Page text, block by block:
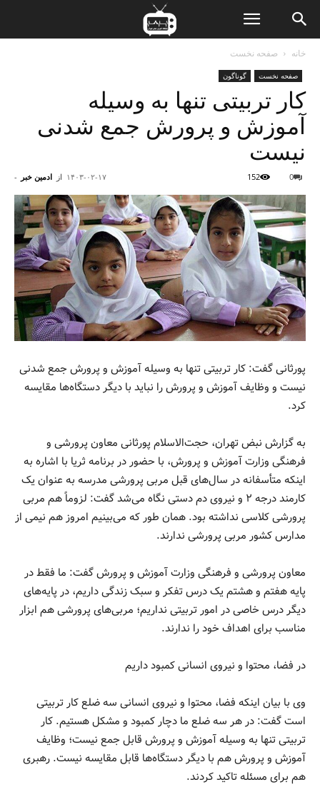
خانه صفحه نخست
صفحه نخست گوناگون
کار تربیتی تنها به وسیله
آموزش و پرورش جمع شدنی
نیست
از ادمین خبر - ۱۴۰۳-۰۲-۱۷ 0
152
پورثانی گفت: کار تربیتی تنها به وسیله آموزش و پرورش جمع شدنی
نیست و وظایف آموزش و پرورش را نباید با دیگر دستگاه‌ها مقایسه
کرد.
به گزارش نبض تهران، حجت‌الاسلام پورثانی معاون پرورشی و
فرهنگی وزارت آموزش و پرورش، با حضور در برنامه ثریا با اشاره به
اینکه متأسفانه در سال‌های قبل مربی پرورشی مدرسه به عنوان یک
کارمند درجه ۲ و نیروی دم دستی نگاه می‌شد گفت: لزوماً هم مربی
پرورشی کلاسی نداشته بود. همان طور که می‌بینیم امروز هم نیمی از
مدارس کشور مربی پرورشی ندارند.
معاون پرورشی و فرهنگی وزارت آموزش و پرورش گفت: ما فقط در
پایه هفتم و هشتم یک درس تفکر و سبک زندگی داریم، در پایه‌های
دیگر درس خاصی در امور تربیتی نداریم؛ مربی‌های پرورشی هم ابزار
مناسب برای اهداف خود را ندارند.
در فضا، محتوا و نیروی انسانی کمبود داریم
وی با بیان اینکه فضا، محتوا و نیروی انسانی سه ضلع کار تربیتی
است گفت: در هر سه ضلع ما دچار کمبود و مشکل هستیم. کار
تربیتی تنها به وسیله آموزش و پرورش قابل جمع نیست؛ وظایف
آموزش و پرورش هم با دیگر دستگاه‌ها قابل مقایسه نیست. رهبری
هم برای مسئله تاکید کردند.